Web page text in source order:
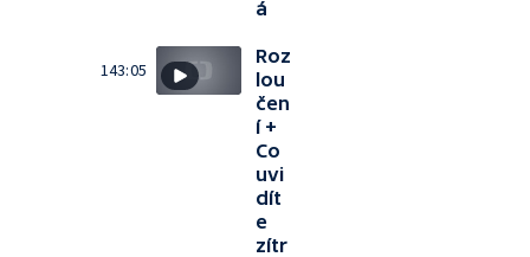
á
143:05
Roz
lou
čen
í +
Co
uvi
dít
e
zítr